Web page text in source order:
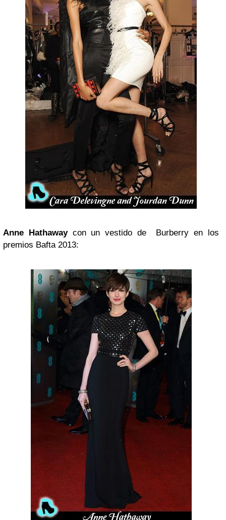
Anne Hathaway con un vestido de
Burberry en los
premios Bafta 2013: